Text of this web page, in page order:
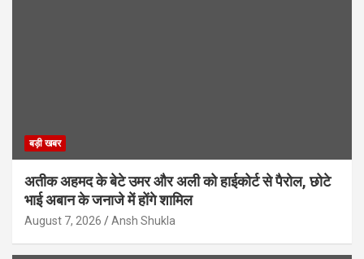
बड़ी खबर
अतीक अहमद के बेटे उमर और अली को हाईकोर्ट से पैरोल, छोटे
भाई अबान के जनाजे में होंगे शामिल
August 7, 2026 Ansh Shukla